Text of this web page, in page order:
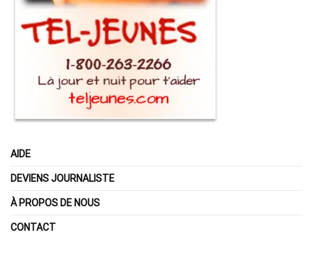
AIDE
DEVIENS JOURNALISTE
À PROPOS DE NOUS
CONTACT